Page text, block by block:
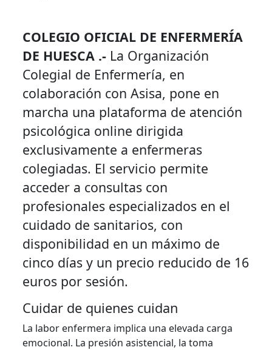
COLEGIO OFICIAL DE ENFERMERÍA
DE HUESCA .- La Organización
Colegial de Enfermería, en
colaboración con Asisa, pone en
marcha una plataforma de atención
psicológica online dirigida
exclusivamente a enfermeras
colegiadas. El servicio permite
acceder a consultas con
profesionales especializados en el
cuidado de sanitarios, con
disponibilidad en un máximo de
cinco días y un precio reducido de 16
euros por sesión.
Cuidar de quienes cuidan
La labor enfermera implica una elevada carga
emocional. La presión asistencial, la toma